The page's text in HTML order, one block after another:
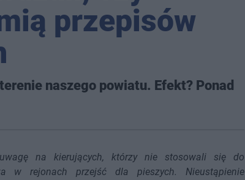
przepisów
naszego powiatu. Efekt? Ponad
na kierujących, którzy nie stosowali się do
w rejonach przejść dla pieszych. Nieustąpienie